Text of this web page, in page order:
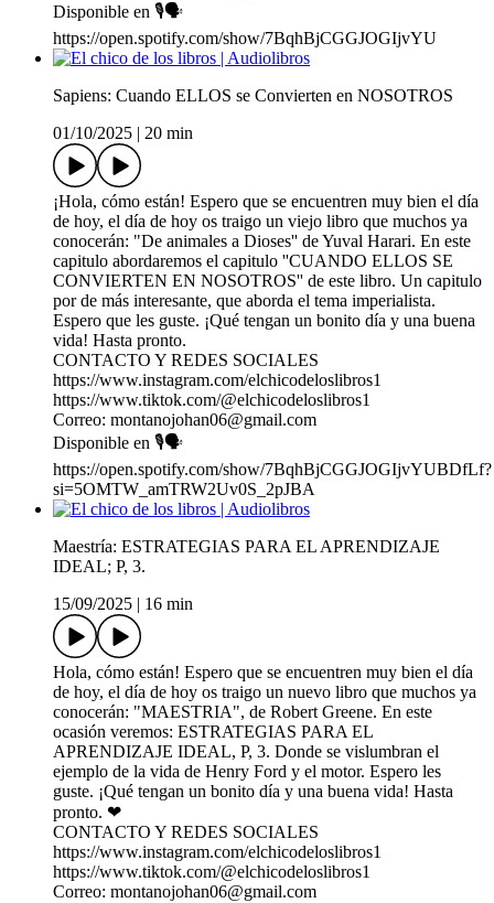
Disponible en 🎙️🗣️
https://open.spotify.com/show/7BqhBjCGGJOGIjvYU
Sapiens: Cuando ELLOS se Convierten en NOSOTROS
01/10/2025
20 min
¡Hola, cómo están! Espero que se encuentren muy bien el día
de hoy, el día de hoy os traigo un viejo libro que muchos ya
conocerán: "De animales a Dioses'' de Yuval Harari. En este
capitulo abordaremos el capitulo ''CUANDO ELLOS SE
CONVIERTEN EN NOSOTROS'' de este libro. Un capitulo
por de más interesante, que aborda el tema imperialista.
Espero que les guste. ¡Qué tengan un bonito día y una buena
vida! Hasta pronto.
CONTACTO Y REDES SOCIALES
https://www.instagram.com/elchicodeloslibros1
https://www.tiktok.com/@elchicodeloslibros1
Correo: montanojohan06@gmail.com
Disponible en 🎙️🗣️
https://open.spotify.com/show/7BqhBjCGGJOGIjvYUBDfLf?
si=5OMTW_amTRW2Uv0S_2pJBA
Maestría: ESTRATEGIAS PARA EL APRENDIZAJE
IDEAL; P, 3.
15/09/2025
16 min
Hola, cómo están! Espero que se encuentren muy bien el día
de hoy, el día de hoy os traigo un nuevo libro que muchos ya
conocerán: "MAESTRIA", de Robert Greene. En este
ocasión veremos: ESTRATEGIAS PARA EL
APRENDIZAJE IDEAL, P, 3. Donde se vislumbran el
ejemplo de la vida de Henry Ford y el motor. Espero les
guste. ¡Qué tengan un bonito día y una buena vida! Hasta
pronto. ❤
CONTACTO Y REDES SOCIALES
https://www.instagram.com/elchicodeloslibros1
https://www.tiktok.com/@elchicodeloslibros1
Correo: montanojohan06@gmail.com